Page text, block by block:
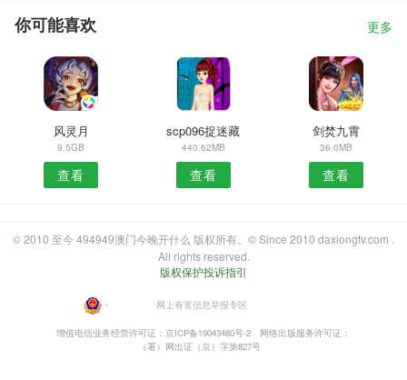
你可能喜欢 更多
风灵月
9.5GB
查看
scp096捉迷藏
440.62MB
查看
剑焚九霄
36.0MB
查看
© 2010 至今 494949澳门今晚开什么 版权所有。© Since 2010 daxiongtv.com .
All rights reserved.
版权保护投诉指引
・ 网上有害信息举报专区
增值电信业务经营许可证：京ICP备19043480号-2
网络出版服务许可证：
（署）网出证（京）字第827号